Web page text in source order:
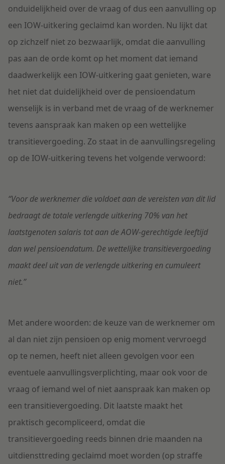
onduidelijkheid over de vraag of dus een aanvulling op
een IOW-uitkering geclaimd kan worden. Nu lijkt dat
op zichzelf niet zo bezwaarlijk, omdat die aanvulling
pas aan de orde komt op het moment dat iemand
daadwerkelijk een IOW-uitkering gaat genieten, ware
het niet dat duidelijkheid over de pensioendatum
wenselijk is in verband met de vraag of de werknemer
tevens aanspraak kan maken op een wettelijke
transitievergoeding. Zo staat in de aanvullingsregeling
op de IOW-uitkering tevens het volgende verwoord:
“Voor de werknemer die voldoet aan de vereisten van dit lid
bedraagt de totale verlengde uitkering 70% van het
laatstgenoten salaris tot aan de AOW-gerechtigde leeftijd
dan wel pensioendatum. De wettelijke transitievergoeding
maakt deel uit van de verlengde uitkering en cumuleert
niet.”
Met andere woorden: de keuze van de werknemer om
al dan niet zijn pensioen op enig moment vervroegd
op te nemen, heeft niet alleen gevolgen voor een
eventuele aanvullingsverplichting, maar ook voor de
vraag of iemand wel of niet aanspraak kan maken op
een transitievergoeding. Dit laatste maakt het
praktisch gecompliceerd, omdat die
transitievergoeding reeds binnen drie maanden na
uitdiensttreding geclaimd moet worden (op straffe